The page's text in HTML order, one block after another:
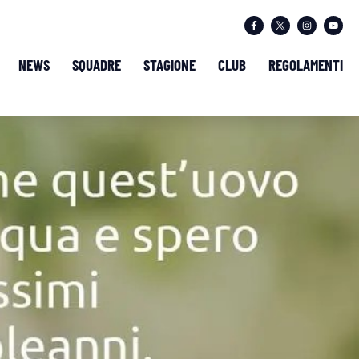
NEWS SQUADRE STAGIONE CLUB REGOLAMENTI